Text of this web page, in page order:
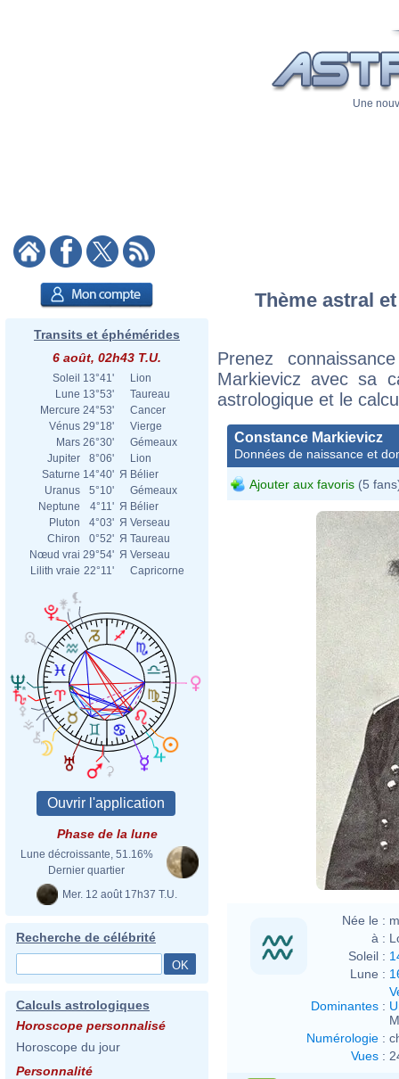
Une
Transits et éphémérides
6 août, 02h43 T.U.
Soleil 13°41'
Lion
Lune 13°53'
Taureau
Mercure 24°53'
Cancer
Vénus 29°18'
Vierge
Mars 26°30'
Gémeaux
Jupiter
8°06'
Lion
Saturne 14°40' Я Bélier
Uranus
5°10'
Gémeaux
Neptune
4°11' Я Bélier
Pluton
4°03' Я Verseau
Chiron
0°52' Я Taureau
Nœud vrai 29°54' Я Verseau
Lilith vraie 22°11' Capricorne
Phase de la lune
Lune décroissante, 51.16%
Dernier quartier
Mer. 12 août 17h37 T.U.
Recherche de célébrité
Calculs astrologiques
Horoscope personnalisé
Horoscope du jour
Personnalité
Thème astral
Prenez
Markievicz avec sa
astrologique et le
Constance Markievicz
Données de naissance et
Ajouter aux favoris (5
Née le :
à :
Soleil :
Lune :
Dominantes :
Numérologie :
Vues :